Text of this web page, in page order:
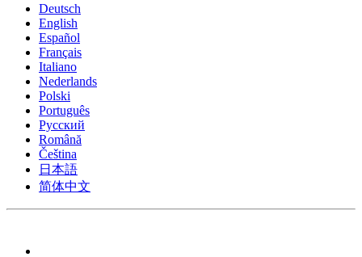
Deutsch
English
Español
Français
Italiano
Nederlands
Polski
Português
Pусский
Română
Čeština
日本語
简体中文